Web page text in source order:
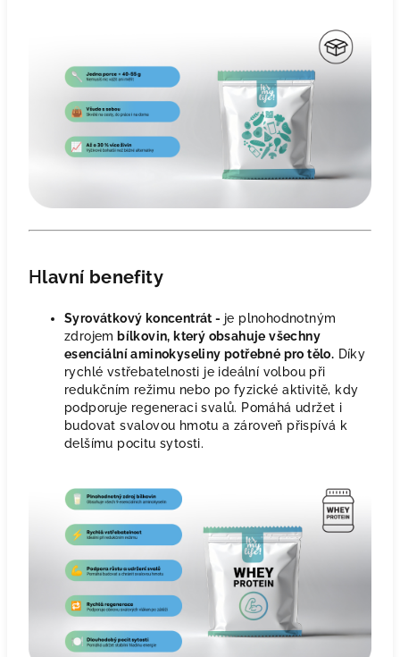
H lavní benefity
Syrovátkový koncentrát - je plnohodnotným
zdrojem bílkovin, který obsahuje všechny
esenciální aminokyseliny potřebné pro tělo. Díky
rychlé vstřebatelnosti je ideální volbou při
redukčním režimu nebo po fyzické aktivitě, kdy
podporuje regeneraci svalů. Pomáhá udržet i
budovat svalovou hmotu a zároveň přispívá k
delšímu pocitu sytosti.